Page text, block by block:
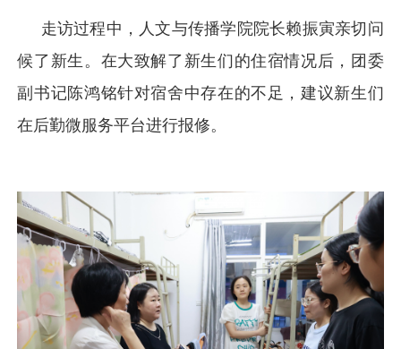
走访过程中，人文与传播学院院长赖振寅亲切问
候了新生。在大致解了新生们的住宿情况后，团委
副书记陈鸿铭针对宿舍中存在的不足，建议新生们
在后勤微服务平台进行报修。